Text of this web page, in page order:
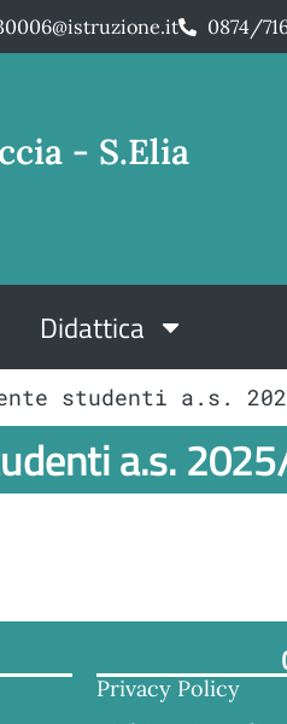
0874/
- S.Elia
Didattica
studenti a.s.
a.s.
Privacy Policy